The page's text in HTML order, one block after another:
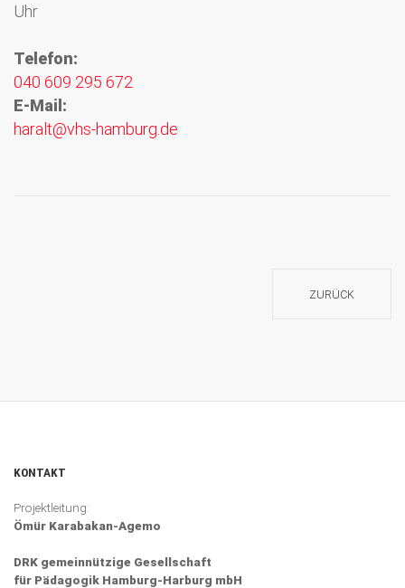
Uhr
Telefon:
040 609 295 672
E-Mail:
haralt@vhs-hamburg.de
ZURÜCK
KONTAKT
Projektleitung:
Ömür Karabakan-Agemo
DRK gemeinnützige Gesellschaft
für Pädagogik Hamburg-Harburg mbH